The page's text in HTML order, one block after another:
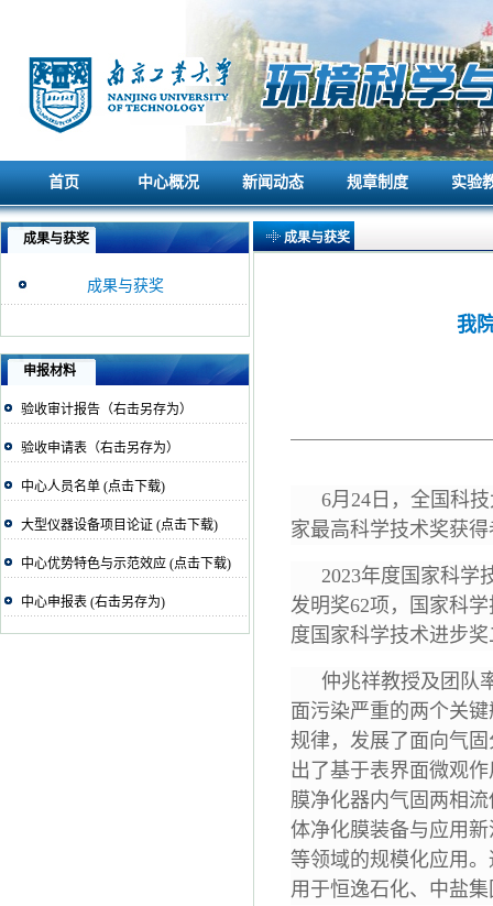
首页
首页
中心概况 新闻动态
新闻动态
规章制度
规章制度
实验
实验
成果与获奖
成果与获奖
申报材料
验收审计报告（右击另存为）
验收申请表（右击另存为）
中心人员名单 (点击下载)
大型仪器设备项目论证 (点击下载)
中心优势特色与示范效应 (点击下载)
中心申报表 (右击另存为)
成果与获奖
我
6月24日，全国科
家最高科学技术奖获
2023年度国家科学
发明奖62项，国家科
度国家科学技术进步
仲兆祥教授及团队
面污染严重的两个关
规律，发展了面向气
出了基于表界面微观
膜净化器内气固两相
体净化膜装备与应用
等领域的规模化应用
用于恒逸石化、中盐